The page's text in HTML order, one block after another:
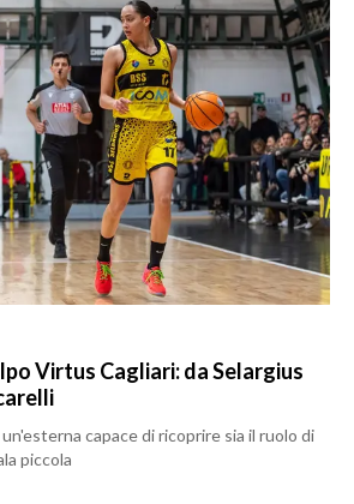
Virtus Cagliari: da Selargius
capace di ricoprire sia il ruolo di
piccola